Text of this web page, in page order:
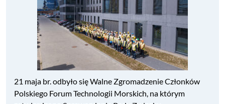
21 maja br. odbyło się Walne Zgromadzenie Członków
Polskiego Forum Technologii Morskich, na którym